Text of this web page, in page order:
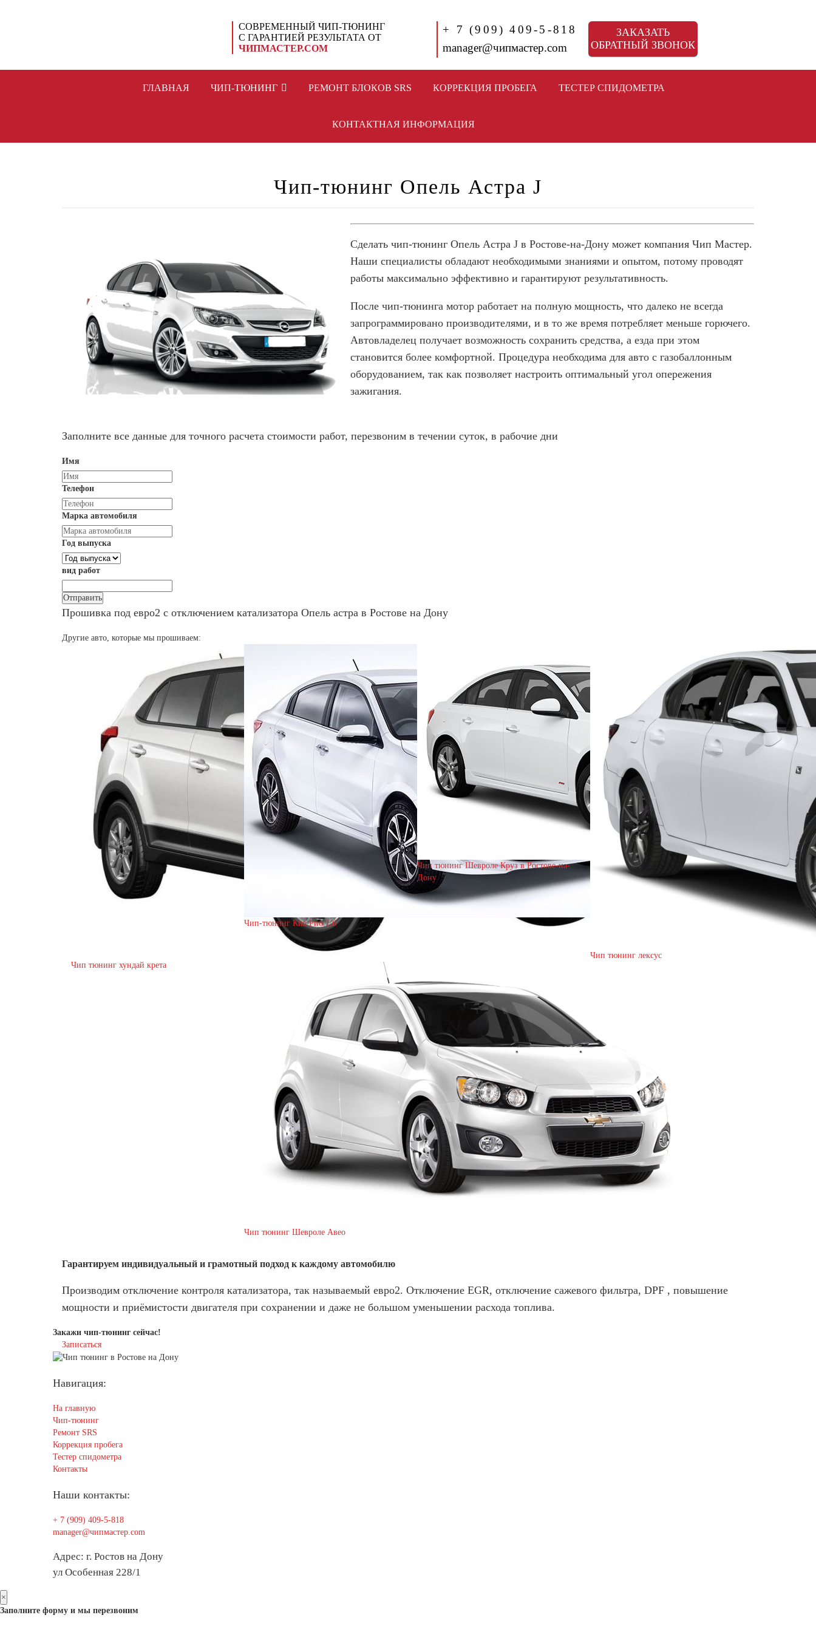
СОВРЕМЕННЫЙ ЧИП-ТЮНИНГ
С ГАРАНТИЕЙ РЕЗУЛЬТАТА ОТ
ЧИПМАСТЕР.СОМ
ЗАКАЗАТЬ
ОБРАТНЫЙ ЗВОНОК
+ 7 (909) 409-5-818
manager@чипмастер.com
ГЛАВНАЯ ЧИП-ТЮНИНГ РЕМОНТ БЛОКОВ SRS КОРРЕКЦИЯ ПРОБЕГА ТЕСТЕР СПИДОМЕТРА
КОНТАКТНАЯ ИНФОРМАЦИЯ
Чип-тюнинг Опель Астра J
Заполните все данные для точного расчета стоимости работ, перезвоним в течении суток, в рабочие дни
Имя
Телефон
Марка автомобиля
Год выпуска
вид работ
Сделать чип-тюнинг Опель Астра J в Ростове-на-Дону может компания Чип Мастер.
Наши специалисты обладают необходимыми знаниями и опытом, потому проводят
работы максимально эффективно и гарантируют результативность.
После чип-тюнинга мотор работает на полную мощность, что далеко не всегда
запрограммировано производителями, и в то же время потребляет меньше горючего.
Автовладелец получает возможность сохранить средства, а езда при этом
становится более комфортной. Процедура необходима для авто с газобаллонным
оборудованием, так как позволяет настроить оптимальный угол опережения
зажигания.
Прошивка под евро2 с отключением катализатора Опель астра в Ростове на Дону
Другие авто, которые мы прошиваем:
Чип тюнинг хундай крета
Чип-тюнинг Киа Рио 1.6
Чип тюнинг Шевроле Круз в Ростове-на-
Дону
Чип тюнинг лексус
Чип тюнинг Шевроле Авео
Гарантируем индивидуальный и грамотный подход к каждому автомобилю
Производим отключение контроля катализатора, так называемый евро2. Отключение EGR, отключение сажевого фильтра, DPF , повышение
мощности и приёмистости двигателя при сохранении и даже не большом уменьшении расхода топлива.
Закажи чип-тюнинг сейчас!
Записаться
Навигация:
На главную
Чип-тюнинг
Ремонт SRS
Коррекция пробега
Тестер спидометра
Контакты
Наши контакты:
+ 7 (909) 409-5-818
manager@чипмастер.com
Адрес: г. Ростов на Дону
ул Особенная 228/1
×
Заполните форму и мы перезвоним